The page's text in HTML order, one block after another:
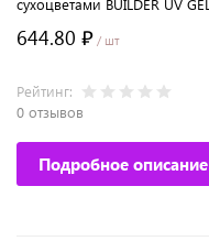
сухоцветами BUILDER UV GEL
644.80 ₽ / шт
Рейтинг:
0 отзывов
Подробное описание